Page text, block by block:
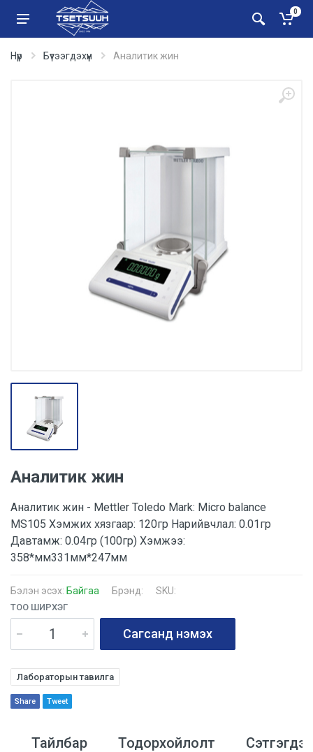
0
Нүүр Бүтээгдэхүүн Аналитик жин
Аналитик жин
Аналитик жин - Mettler Toledo Mark: Micro balance
MS105 Хэмжих хязгаар: 120гр Нарийвчлал: 0.01гр
Давтамж: 0.04гр (100гр) Хэмжээ:
358*мм331мм*247мм
Бэлэн эсэх: Байгаа Брэнд: SKU:
ТОО ШИРХЭГ
Сагсанд нэмэх
Лабораторын тавилга
Share Tweet
Тайлбар Тодорхойлолт